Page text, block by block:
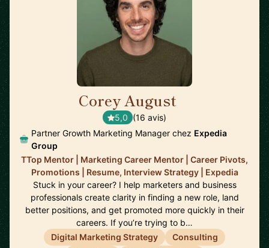
Corey August
5,0 (16 avis)
Partner Growth Marketing Manager chez Expedia
Group
TTop Mentor | Marketing Career Mentor | Career Pivots,
Promotions | Resume, Interview Strategy | Expedia
Stuck in your career? I help marketers and business
professionals create clarity in finding a new role, land
better positions, and get promoted more quickly in their
careers. If you’re trying to b…
Digital Marketing Strategy
Consulting